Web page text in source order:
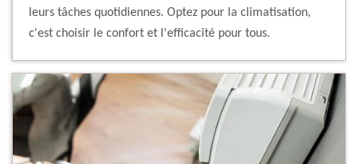
leurs tâches quotidiennes. Optez pour la climatisation,
c'est choisir le confort et l'efficacité pour tous.